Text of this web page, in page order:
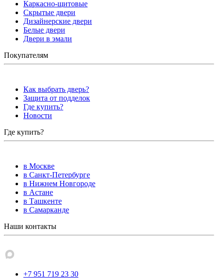
Каркасно-щитовые
Скрытые двери
Дизайнерские двери
Белые двери
Двери в эмали
Покупателям
Как выбрать дверь?
Защита от подделок
Где купить?
Новости
Где купить?
в Москве
в Санкт-Петербурге
в Нижнем Новгороде
в Астане
в Ташкенте
в Самарканде
Наши контакты
+7 951 719 23 30